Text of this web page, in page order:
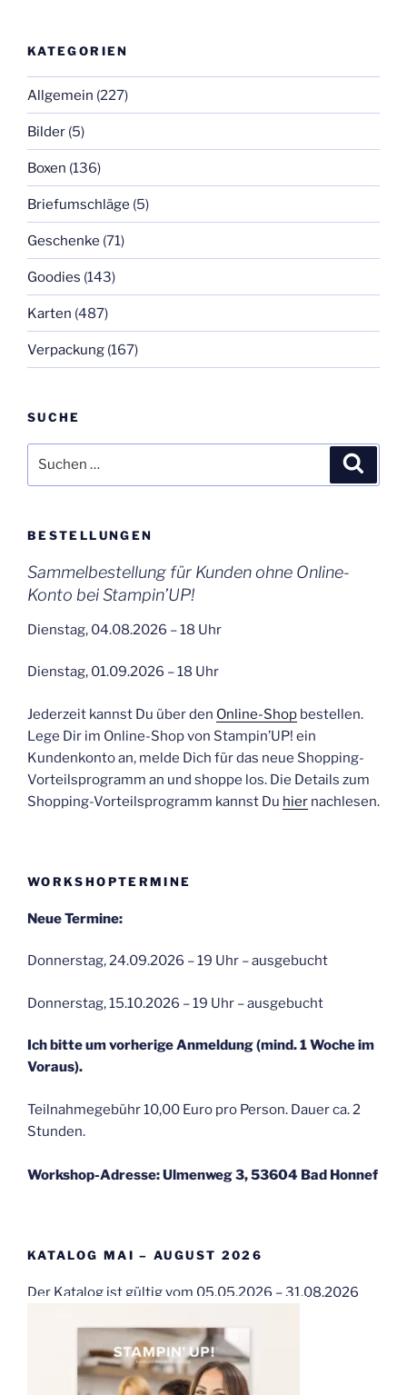
KATEGORIEN
Allgemein (227)
Bilder (5)
Boxen (136)
Briefumschläge (5)
Geschenke (71)
Goodies (143)
Karten (487)
Verpackung (167)
SUCHE
nach:
BESTELLUNGEN
Sammelbestellung für Kunden ohne Online-
Konto bei Stampin’UP!
Dienstag, 04.08.2026 – 18 Uhr
Dienstag, 01.09.2026 – 18 Uhr
Jederzeit kannst Du über den Online-Shop bestellen.
Lege Dir im Online-Shop von Stampin’UP! ein
Kundenkonto an, melde Dich für das neue Shopping-
Vorteilsprogramm an und shoppe los. Die Details zum
Shopping-Vorteilsprogramm kannst Du hier nachlesen.
WORKSHOPTERMINE
Neue Termine:
Donnerstag, 24.09.2026 – 19 Uhr – ausgebucht
Donnerstag, 15.10.2026 – 19 Uhr – ausgebucht
Ich bitte um vorherige Anmeldung (mind. 1 Woche im
Voraus).
Teilnahmegebühr 10,00 Euro pro Person. Dauer ca. 2
Stunden.
Workshop-Adresse: Ulmenweg 3, 53604 Bad Honnef
KATALOG MAI – AUGUST 2026
Der Katalog ist gültig vom 05.05.2026 – 31.08.2026